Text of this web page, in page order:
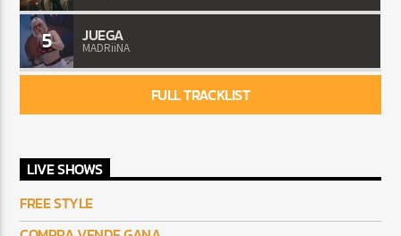
5 JUEGA
MADRiiNA
FULL TRACKLIST
LIVE SHOWS
FREE STYLE